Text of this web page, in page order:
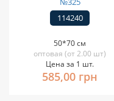
114240
50*70 см
оптовая (от 2.00 шт)
Цена за 1 шт.
585,00 грн